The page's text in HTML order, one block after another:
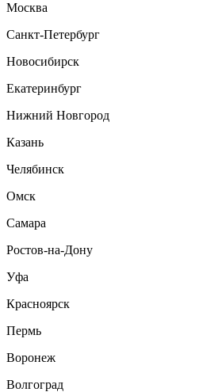
Москва
Санкт-Петербург
Новосибирск
Екатеринбург
Нижний Новгород
Казань
Челябинск
Омск
Самара
Ростов-на-Дону
Уфа
Красноярск
Пермь
Воронеж
Волгоград